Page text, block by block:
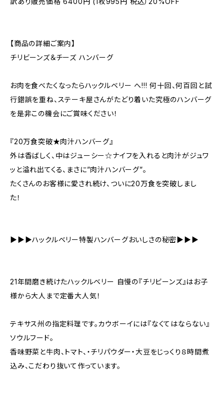
【商品の詳細ご案内】
チリビーンズ＆チーズ ハンバーグ
お肉を食べたくなったらハックルベリー へ!!! 何十回、何百回と試
行錯誤を重ね、ステーキ屋さんがたどり着いた究極のハンバーグ
を是非この機会にご賞味ください！
『20万食突破★肉汁ハンバーグ』
外は香ばしく、中はジューシー☆ナイフを入れると肉汁がジュワ
ッと溢れ出てくる、まさに”肉汁ハンバーグ”。
たくさんのお客様に愛され続け、ついに20万食を突破しまし
た！
▶︎▶︎▶︎ハックルベリー特製ハンバーグおいしさの秘密▶︎▶︎▶︎
21年間磨き続けたハックルベリー 自慢の『チリビーンズ』はお子
様から大人まで定番大人気！
テキサス州の指定料理です。カウボーイには『なくてはならない』
ソウルフード。
香味野菜と牛肉、トマト、・チリパウダー・大豆をじっくり８時間煮
込み、こだわり抜いて作っています。